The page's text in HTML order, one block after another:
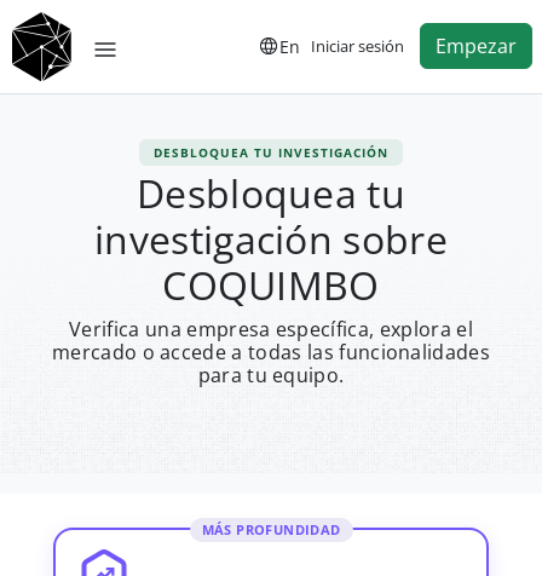
En Iniciar sesión Empezar
DESBLOQUEA TU INVESTIGACIÓN
Desbloquea tu
investigación sobre
COQUIMBO
Verifica una empresa específica, explora el
mercado o accede a todas las funcionalidades
para tu equipo.
MÁS PROFUNDIDAD